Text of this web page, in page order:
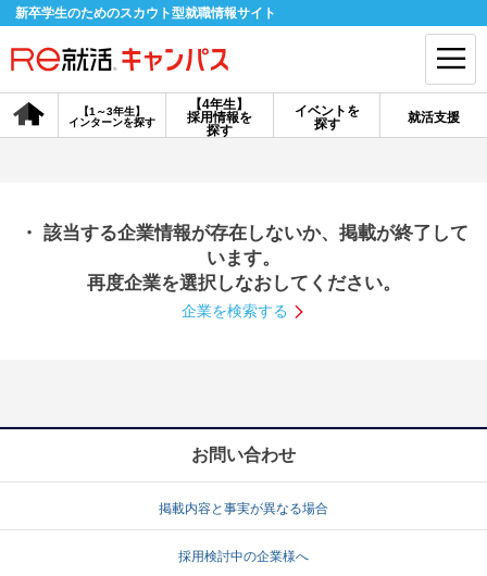
新卒学生のためのスカウト型就職情報サイト
【4年生】
採用情報を
探す
【1～3年生】
インターンを探す
イベントを
探す
就活支援
会員登録 ログイン
探す
【4年生】
説明会を探す
就活ノウハウ・サポート
就活ノウハウが満載！ お役立ち記事・相談室など
・ 該当する企業情報が存在しないか、掲載が終了して
います。
再度企業を選択しなおしてください。
企業を検索する
お問い合わせ
掲載内容と事実が異なる場合
採用検討中の企業様へ